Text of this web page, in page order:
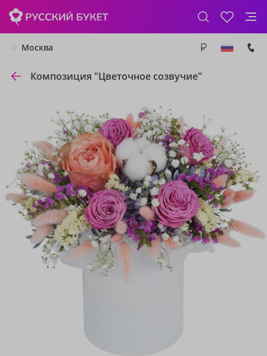
Москва
Композиция "Цветочное созвучие"